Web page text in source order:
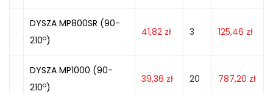
DYSZA MP800SR (90-
210o)
41,82 zł 3 125,46 zł
DYSZA MP1000 (90-
210o)
39,36 zł 20 787,20 zł